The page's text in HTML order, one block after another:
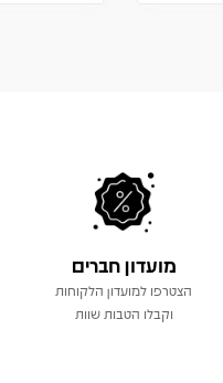
מועדון חברים
הצטרפו למועדון הלקוחות
וקבלו הטבות שוות